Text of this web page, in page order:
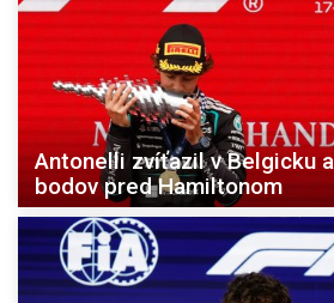
Antonelli zvíťazil v Belgicku
bodov pred Hamiltonom